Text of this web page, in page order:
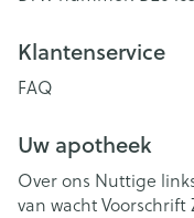
Klantenservice
FAQ
Uw apotheek
Over ons Nuttige
van wachtVoorschrift